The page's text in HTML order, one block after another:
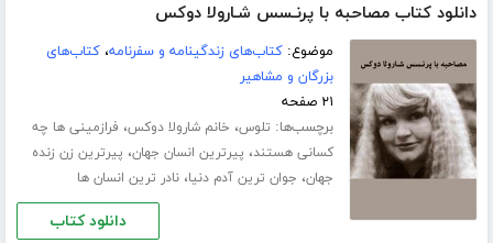
دانلود کتاب مصاحبه با پرنـسس شـارولا دوکس
موضوع:کتاب‌های زندگینامه و سفرنامه،کتاب‌های
بزرگان و مشاهیر
۲۱ صفحه
برچسب‌ها: تلوس، خانم شارولا دوکس، فرازمینی ها چه
کسانی هستند، پیرترین انسان جهان، پیرترین زن زنده
جهان، جوان ترین آدم دنیا،نادر ترین انسان ها
دانلود کتاب